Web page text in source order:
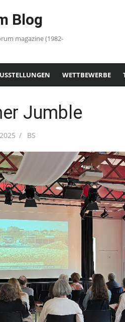
Blog
magazine (1982-
WETTBEWERBE
Jumble
Author
BS